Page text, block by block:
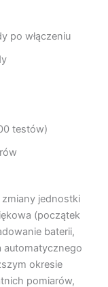
po włączeniu
testów)
jednostki
(początek
baterii,
automatycznego
okresie
pomiarów,